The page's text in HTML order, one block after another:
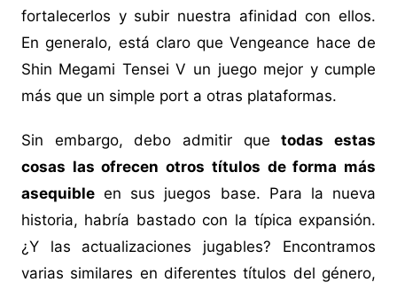
fortalecerlos y subir nuestra afinidad con ellos.
En generalo, está claro que Vengeance hace de
Shin Megami Tensei V un juego mejor y cumple
más que un simple port a otras plataformas.
Sin embargo, debo admitir quetodas estas
cosas las ofrecen otros títulos de forma más
asequibleen sus juegos base. Para la nueva
historia, habría bastado con la típica expansión.
¿Y las actualizaciones jugables? Encontramos
varias similares en diferentes títulos del género,